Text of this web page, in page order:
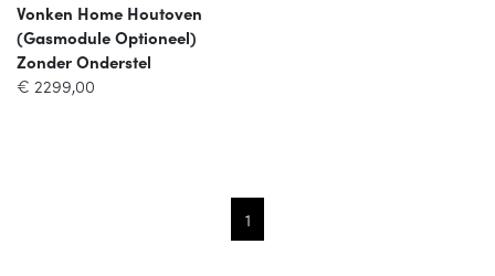
Vonken Home Houtoven
(gasmodule Optioneel)
Zonder Onderstel
€ 2299,00
1